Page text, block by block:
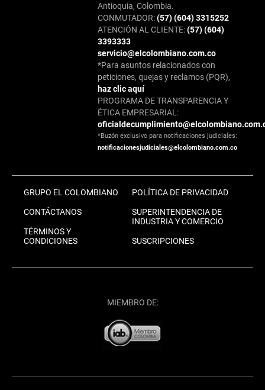
Antioquia, Colombia.
CONMUTADOR:(57) (604) 3315252
ATENCIÓN AL CLIENTE:(57) (604)
3393333
servicio@elcolombiano.com.co
*Para asuntos relacionados con
peticiones, quejas y reclamos (PQR),
haz clic aquí
PROGRAMA DE TRANSPARENCIA Y
ÉTICA EMPRESARIAL:
*Buzón exclusivo para notificaciones judiciales:
notificacionesjudiciales@elcolombiano.com.co
GRUPO EL COLOMBIANO
CONTÁCTANOS
TÉRMINOS Y
CONDICIONES
POLÍTICA DE PRIVACIDAD
SUPERINTENDENCIA DE
INDUSTRIA Y COMERCIO
SUSCRIPCIONES
MIEMBRO DE: